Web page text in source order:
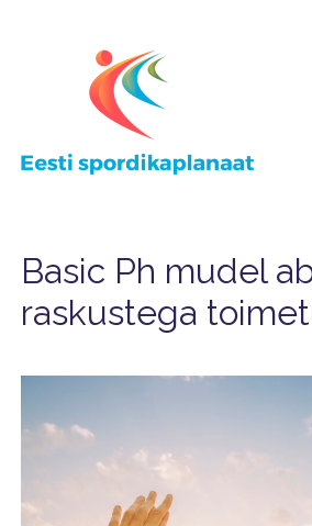
Basic Ph mudel
raskustega